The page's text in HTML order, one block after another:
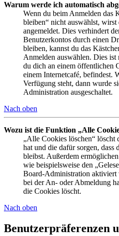
Warum werde ich automatisch
Wenn du beim Anmelden das
bleiben“ nicht auswählst,
angemeldet. Dies verhindert
Benutzerkontos durch einen
bleiben, kannst du das
Anmelden auswählen. Dies
du dich an einem öffentlichen
einem Internetcafé, befindest.
Verfügung steht, dann wurde
Administration ausgeschaltet.
Nach oben
Wozu ist die Funktion „Alle
„Alle Cookies löschen“
hat und die dafür sorgen, dass
bleibst. Außerdem
wie beispielsweise den
Board-Administration aktiviert
bei der An- oder Abmeldung
die Cookies löscht.
Nach oben
Benutzerpräferenzen